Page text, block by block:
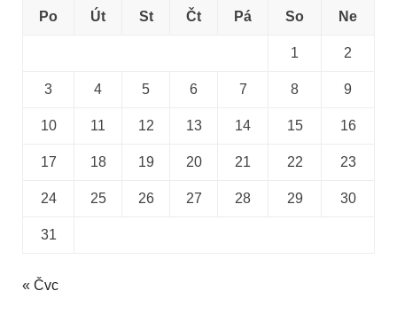
Po
Út St Čt Pá So Ne
1 2
3 4 5 6 7 8 9
10 11 12 13 14 15 16
17 18 19 20 21 22 23
24 25 26 27 28 29 30
31
« Čvc